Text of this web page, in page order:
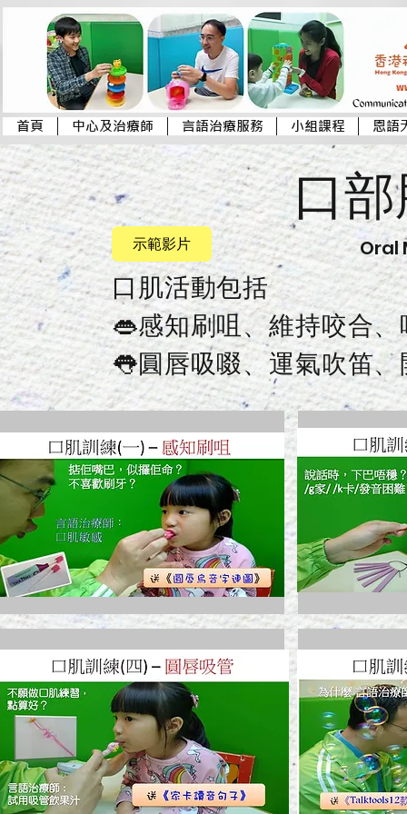
首頁 中心及治療師 言語治療服務 小組課程 恩語
Add a Title
Change the text and make it
your own. Click here to begin
editing.
Add a Title
Change the text and make it
your own. Click here to begin
editing.
Add a
your
editing.
Add a
Change
your
editing.
口
Oral
示範影片
口肌活動包括
👄感知刷咀、維持咬合
👅圓唇吸啜、運氣吹笛